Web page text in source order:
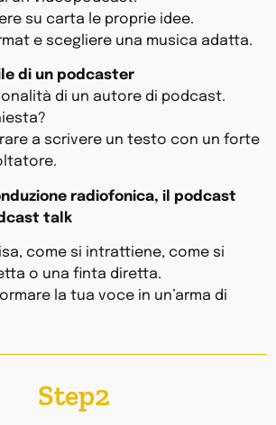
su carta le proprie idee.
e scegliere una musica adatta.
di un podcaster
di un autore di podcast.
a scrivere un testo con un forte
radiofonica, il podcast
talk
come si intrattiene, come si
o una finta diretta.
la tua voce in un’arma di
Step2